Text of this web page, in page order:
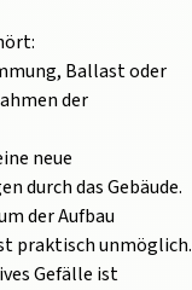
Ballast oder
der
neue
durch das Gebäude.
der Aufbau
praktisch unmöglich.
Gefälle ist